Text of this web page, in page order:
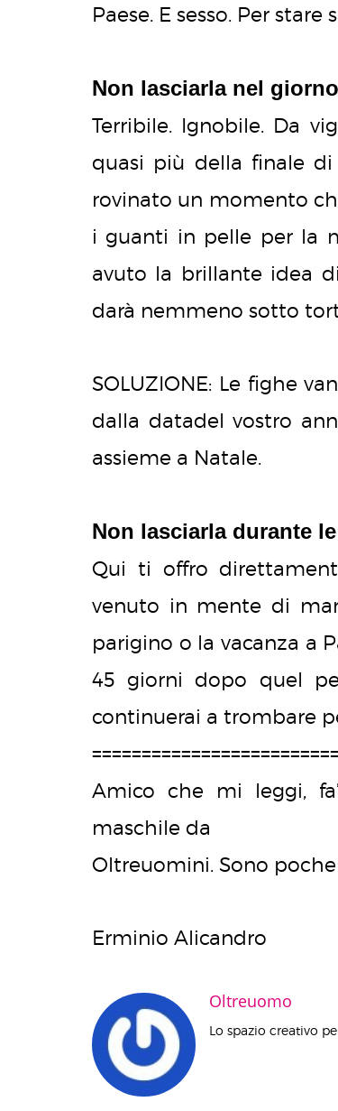
Paese. E sesso. Per stare
Non lasciarla nel
Terribile. Ignobile. Da
quasi più della finale
rovinato un momento
i guanti in pelle per la
avuto la brillante idea
darà nemmeno sotto
SOLUZIONE: Le fighe
dalla datadel vostro
assieme a Natale.
Non lasciarla durante
Qui ti offro
venuto in mente di
parigino o la vacanza a
45 giorni dopo quel
continuerai a trombare
Amico che mi leggi,
maschile da
Oltreuomini. Sono
Erminio Alicandro
Oltreuomo
Lo spazio creativo